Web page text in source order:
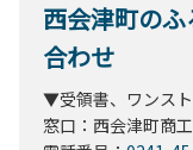
西会津町の
合わせ
▼受領書、ワンス
窓口：西会津町商